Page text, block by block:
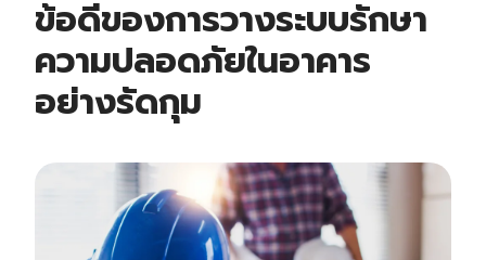
ข้อดีของการวางระบบรักษา
ความปลอดภัยในอาคาร
อย่างรัดกุม